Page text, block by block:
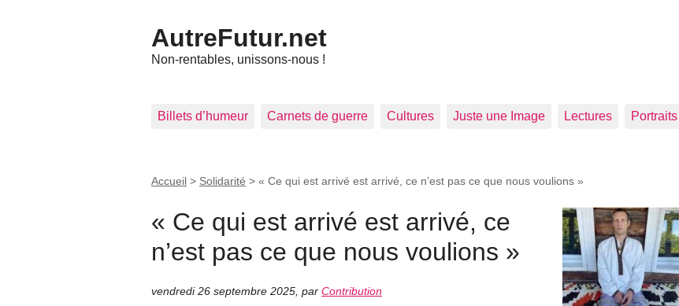
AutreFutur.net
Non-rentables, unissons-nous !
Billets d’humeur Carnets de guerre Cultures Juste une Image Lectures Portraits
Accueil > Solidarité > « Ce qui est arrivé est arrivé, ce n’est pas ce que nous voulions »
« Ce qui est arrivé est arrivé, ce
n’est pas ce que nous voulions »
vendredi 26 septembre 2025 par Contribution